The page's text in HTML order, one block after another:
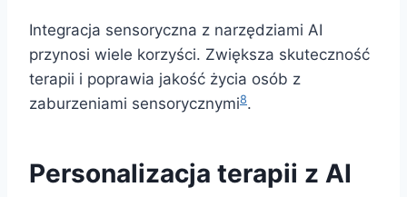
Integracja sensoryczna z narzędziami AI
przynosi wiele korzyści. Zwiększa skuteczność
terapii i poprawia jakość życia osób z
zaburzeniami sensorycznymi8.
Personalizacja terapii z AI